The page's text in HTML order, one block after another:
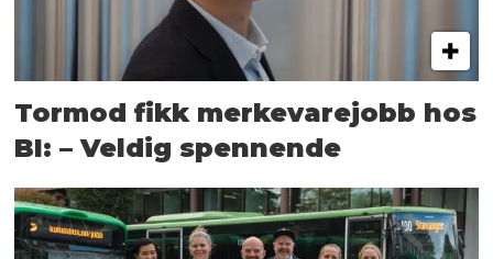
Tormod fikk merkevarejobb hos
BI: – Veldig spennende